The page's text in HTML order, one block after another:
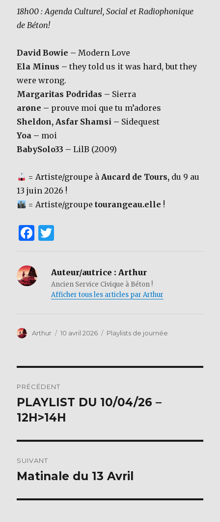
18h00 : Agenda Culturel, Social et Radiophonique
de Béton!
David Bowie –Modern Love
Ela Minus –they told us it was hard, but they
were wrong.
Margaritas Podridas – Sierra
arøne – prouve moi que tu m’adores
Sheldon, Asfar Shamsi – Sidequest
Yoa – moi
BabySolo33 –LilB (2009)
= Artiste/groupe à Aucard de Tours,du 9 au
13 juin 2026 !
= Artiste/groupe tourangeau.elle !
F
c
e
o
it
te
r
Auteur/autrice : Arthur
Ancien Service Civique à Béton !
Afficher tous les articles par Arthur
Auteur
Arthur
Publié
10 avril 2026 Catégories
Playlists de journée
de
l’article
PRÉCÉDENT
Publication
précédente :
PLAYLIST DU 10/04/26 –
12H>14H
SUIVANT
Publication
Matinale du 13 Avril